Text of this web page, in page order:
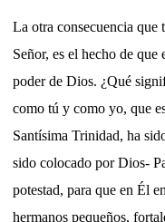
La otra consecuencia que
Señor, es el hecho de que
poder de Dios. ¿Qué
como tú y como yo, que
Santísima Trinidad, ha
sido colocado por Dios-
potestad, para que en Él
hermanos pequeños,